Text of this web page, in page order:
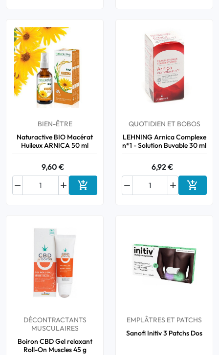
BIEN-ÊTRE
Naturactive BIO Macérat
Huileux ARNICA 50 ml
9,60 €

 Ajouter au panier
QUOTIDIEN ET BOBOS
LEHNING Arnica Complexe
n*1 - Solution Buvable 30 ml
6,92 €

 
DÉCONTRACTANTS
MUSCULAIRES
Boiron CBD Gel relaxant
Roll-On Muscles 45 g
EMPLÂTRES ET PATCHS
Sanofi Initiv 3 Patchs Dos